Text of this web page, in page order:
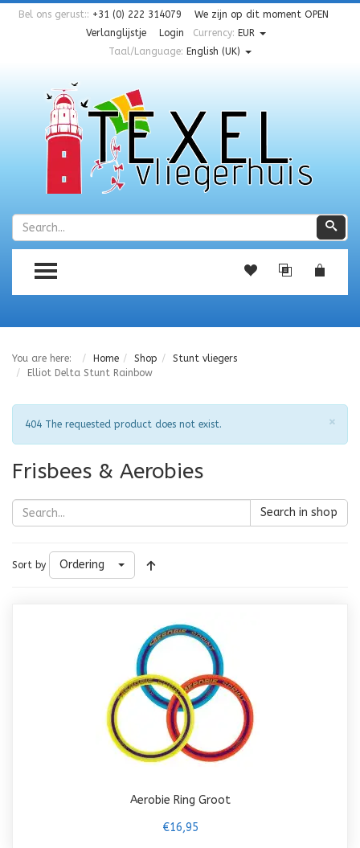
Bel ons gerust:: +31 (0) 222 314079 We zijn op dit moment OPEN
Verlanglijstje
Login Currency: EUR
Taal/Language: English (UK)
Zoeken
TOGGLE MENU
You are here: Home Shop
Stunt vliegers
Elliot Delta Stunt Rainbow
×
Notice
404 The requested product does not exist.
Frisbees & Aerobies
Search in shop
Sort by Ordering
Aerobie Ring Groot
€16,95